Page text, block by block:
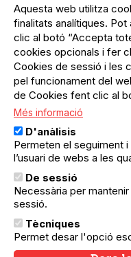
del
compte
d'usuari
Menú
usuari
no
loggat
Registre
Menú
Peu
Sobre el
Preguntes
Contacte
Menú
Legal
Política de privacitat
Avís legal
Política de cookies
El Quèdequè no es fa
programades; en són
organitzadors.
© Quedequè, 2025
Aquesta web utilitza
finalitats analítiques.
clic al botó “Accepta
cookies opcionals i fer
Cookies de sessió i les
pel funcionament del
de Cookies fent clic al
Més informació
D'anàlisis
Permeten el seguiment
l’usuari de webs a les
De sessió
Necessària per
sessió.
Tècniques
Permet desar l'opció